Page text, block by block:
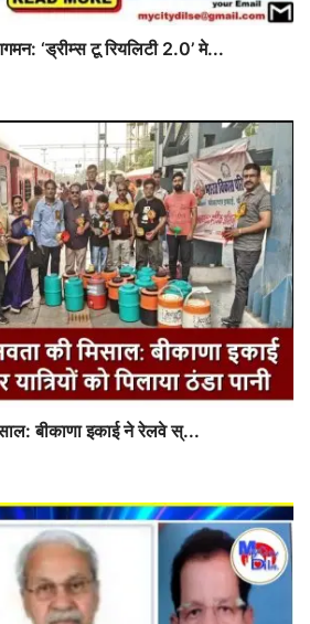
‘ड्रीम्स टू रियलिटी 2.0’ मे...
बीकाणा इकाई ने रेलवे स्...